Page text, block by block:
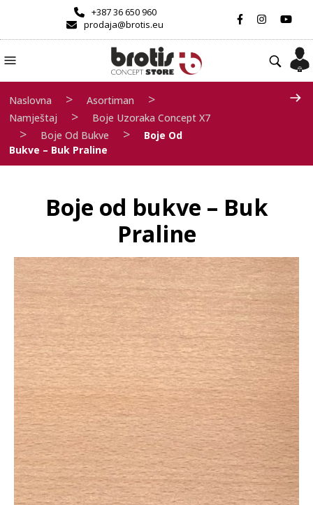
+387 36 650 960
prodaja@brotis.eu
Naslovna > Asortiman >
Namještaj > Boje Uzoraka Concept X7
> Boje Od Bukve >
Boje Od
Bukve – Buk Praline
Boje od bukve – Buk
Praline